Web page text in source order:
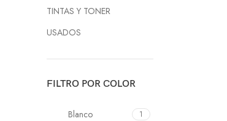
TINTAS Y TONER
USADOS
FILTRO POR COLOR
Blanco 1